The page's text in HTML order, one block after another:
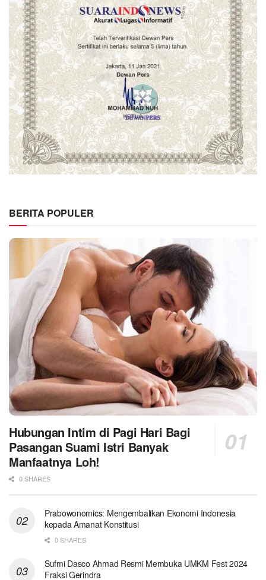
BERITA POPULER
Hubungan Intim di Pagi Hari Bagi
Pasangan Suami Istri Banyak
Manfaatnya Loh!
0 SHARES
Prabowonomics: Mengembalikan Ekonomi Indonesia
kepada Amanat Konstitusi
0 SHARES
Sufmi Dasco Ahmad Resmi Membuka UMKM Fest 2024
Fraksi Gerindra